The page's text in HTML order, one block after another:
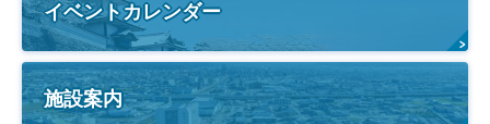
イベントカレンダー
施設案内